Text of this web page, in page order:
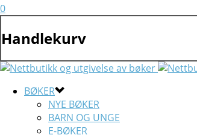
0
Handlekurv
BØKER
NYE BØKER
BARN OG UNGE
E-BØKER